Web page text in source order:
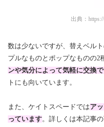
出典：
数は少ないですが、替えベル
プルなものとポップなものの2
ンや気分によって気軽に交換
トにも向いています。
また、ケイトスペードではア
っています。詳しくは本記事